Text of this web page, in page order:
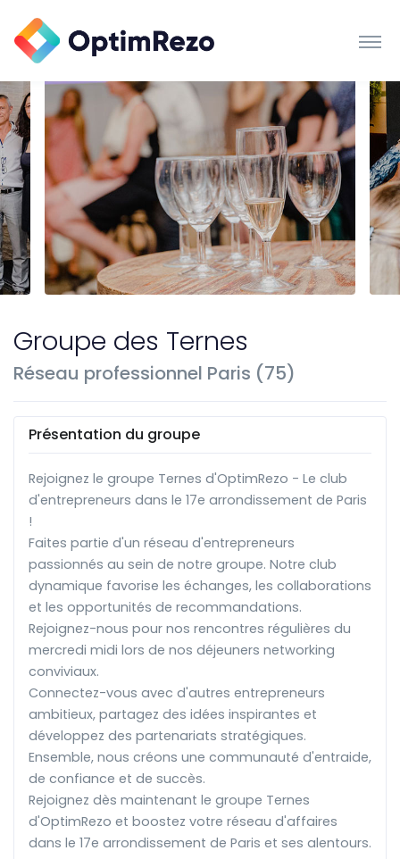
Groupe des Ternes
Réseau professionnel Paris (75)
Présentation du groupe
Rejoignez le groupe Ternes d'OptimRezo - Le club
d'entrepreneurs dans le 17e arrondissement de Paris
!
Faites partie d'un réseau d'entrepreneurs
passionnés au sein de notre groupe. Notre club
dynamique favorise les échanges, les collaborations
et les opportunités de recommandations.
Rejoignez-nous pour nos rencontres régulières du
mercredi midi lors de nos déjeuners networking
conviviaux.
Connectez-vous avec d'autres entrepreneurs
ambitieux, partagez des idées inspirantes et
développez des partenariats stratégiques.
Ensemble, nous créons une communauté d'entraide,
de confiance et de succès.
Rejoignez dès maintenant le groupe Ternes
d'OptimRezo et boostez votre réseau d'affaires
dans le 17e arrondissement de Paris et ses alentours.